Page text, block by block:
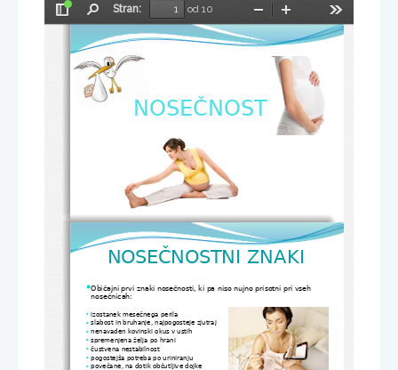
Preklopi
vrstico
Stran:
od 10
Pomanjšaj
NOSEČNOST
NOSEČNOSTNI ZNAKI
 Običajni prvi znaki nosečnosti, ki pa niso nujno prisotni pri vseh
nosečnicah:
• izostanek mesečnega perila
• slabost in bruhanje, najpogosteje zjutraj
• nenavaden kovinski okus v ustih
• spremenjena želja po hrani
• čustvena nestabilnost
• pogostejša potreba po uriniranju
• povečane, na dotik občutljive dojke